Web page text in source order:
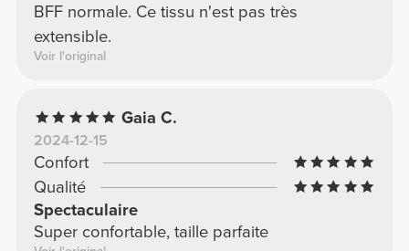
BFF normale. Ce tissu n'est pas très
extensible.
Voir l'original
Gaia C.
2024-12-15
Confort
Qualité
Spectaculaire
Super confortable, taille parfaite